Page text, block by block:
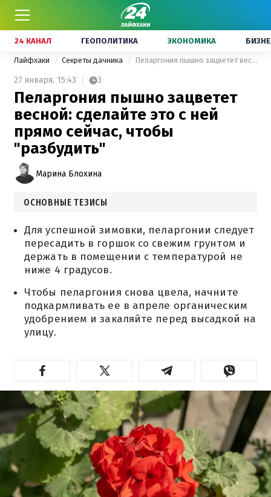
24 КАНАЛ ГЕОПОЛИТИКА ЭКОНОМИКА
Лайфхаки Секреты дачника Пеларгония пышно зацветет весной: сделайте это с ней прямо сейчас, чтобы "разбудить"
27 января, 15:43 3
Пеларгония пышно зацветет
весной: сделайте это с ней
прямо сейчас, чтобы
"разбудить"
Марина Блохина
ОСНОВНЫЕ ТЕЗИСЫ
Для успешной зимовки, пеларгонии следует
пересадить в горшок со свежим грунтом и
держать в помещении с температурой не
ниже 4 градусов.
Чтобы пеларгония снова цвела, начните
подкармливать ее в апреле органическим
удобрением и закаляйте перед высадкой на
улицу.